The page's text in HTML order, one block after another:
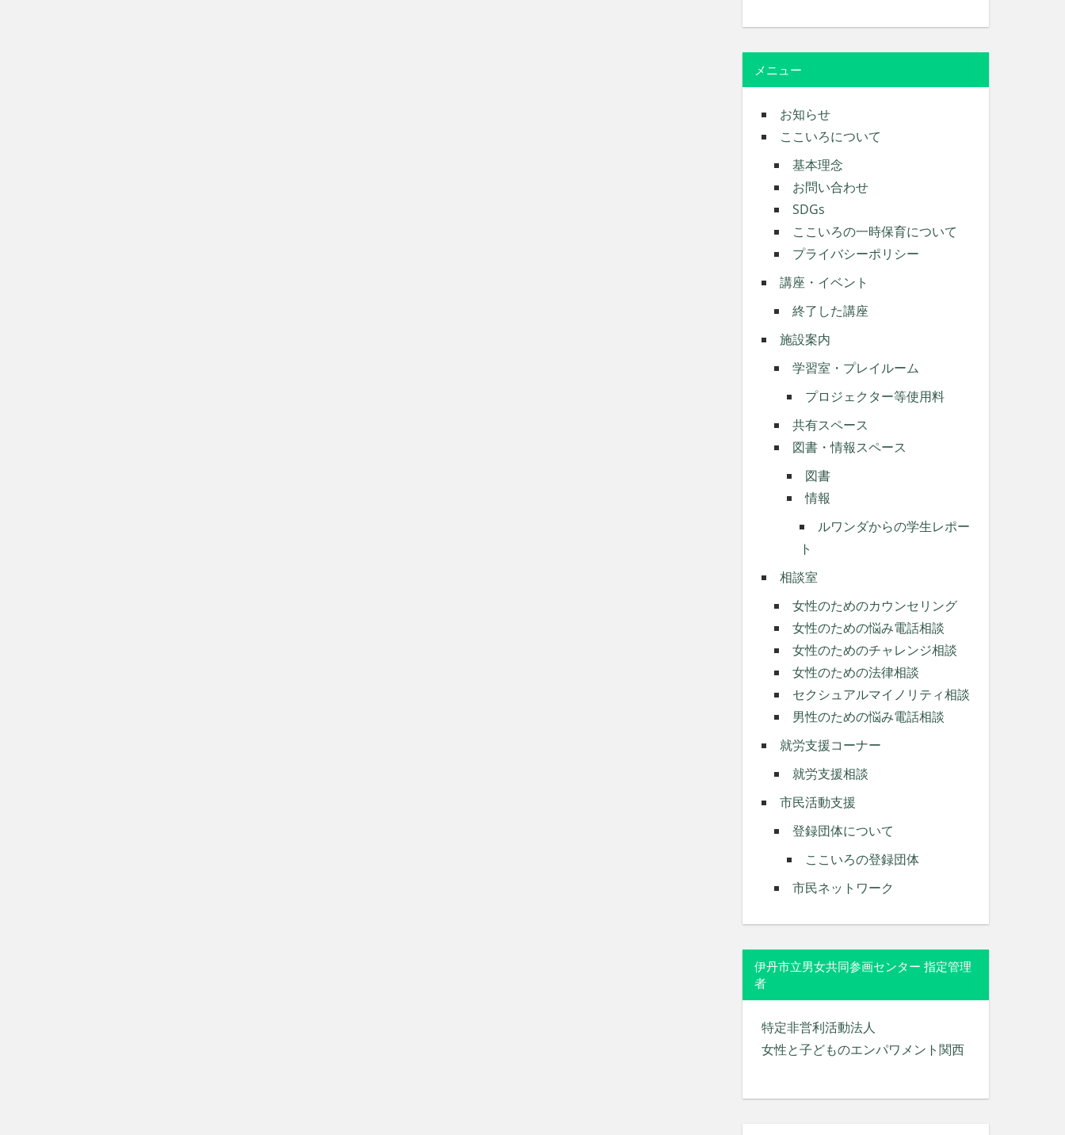
メニュー
お知らせ
ここいろについて
基本理念
お問い合わせ
SDGs
ここいろの一時保育について
プライバシーポリシー
講座・イベント
終了した講座
施設案内
学習室・プレイルーム
プロジェクター等使用料
共有スペース
図書・情報スペース
図書
情報
ルワンダからの学生レポー
ト
相談室
女性のためのカウンセリング
女性のための悩み電話相談
女性のためのチャレンジ相談
女性のための法律相談
セクシュアルマイノリティ相談
男性のための悩み電話相談
就労支援コーナー
就労支援相談
市民活動支援
登録団体について
ここいろの登録団体
市民ネットワーク
伊丹市立男女共同参画センター 指定管理
者
特定非営利活動法人
女性と子どものエンパワメント関西